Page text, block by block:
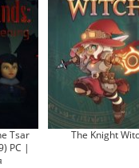
Tsar
PC |
The Knight